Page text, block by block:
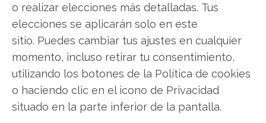
o realizar elecciones más detalladas. Tus
elecciones se aplicarán solo en este
sitio. Puedes cambiar tus ajustes en cualquier
momento, incluso retirar tu consentimiento,
utilizando los botones de la Política de cookies
o haciendo clic en el icono de Privacidad
situado en la parte inferior de la pantalla.
Laura Fernández Silva